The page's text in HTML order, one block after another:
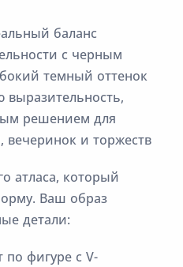
баланс
с черным
темный оттенок
выразительность,
решением для
вечеринок и торжеств
атласа, который
Ваш образ
детали:
по фигуре с V-